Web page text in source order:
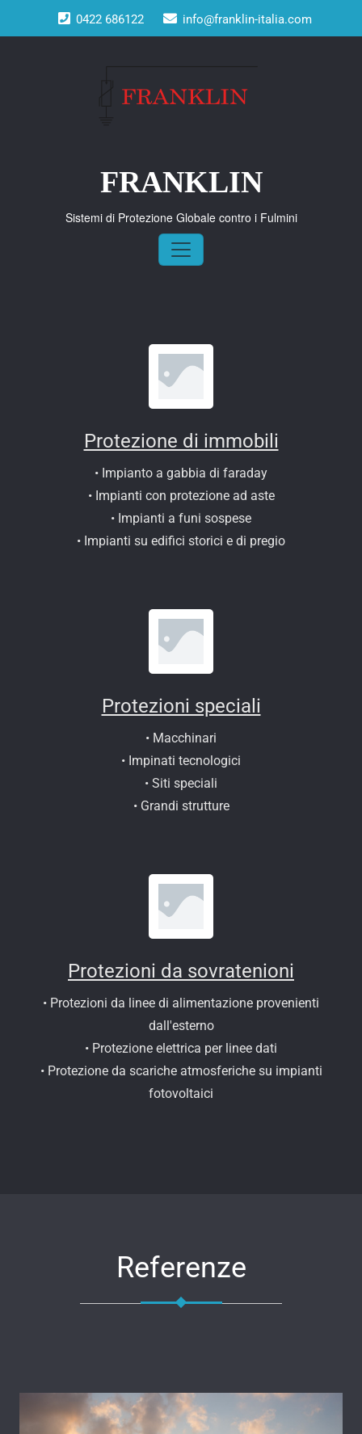
content
0422 686122 info@franklin-italia.com
FRANKLIN
Sistemi di Protezione Globale contro i Fulmini
contro i fulmini
Servizi
Protezione di immobili
• Impianto a gabbia di faraday
• Impianti con protezione ad aste
• Impianti a funi sospese
• Impianti su edifici storici e di pregio
Protezioni speciali
• Macchinari
• Impinati tecnologici
• Siti speciali
• Grandi strutture
Protezioni da sovratenioni
• Protezioni da linee di alimentazione provenienti
dall'esterno
• Protezione elettrica per linee dati
• Protezione da scariche atmosferiche su impianti
fotovoltaici
Referenze